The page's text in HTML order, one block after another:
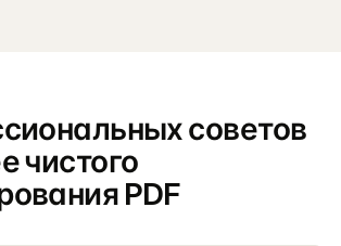
советов
чистого
PDF